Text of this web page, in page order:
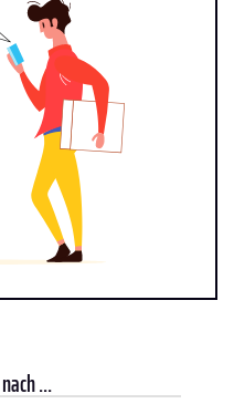
nach ...